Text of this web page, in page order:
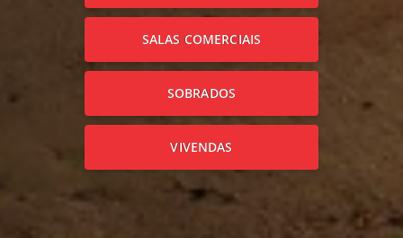
SALAS COMERCIAIS
SOBRADOS
VIVENDAS